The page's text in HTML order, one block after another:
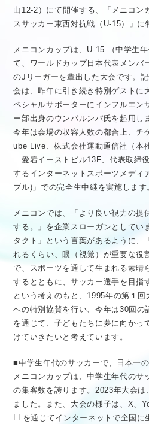
山12-2）にて開催する、「メニコ
スサッカー東西対抗戦（U-15）」に
メニコンカップは、U-15 （中学生
て、ワールドカップ日本代表メンバ
のJリーガーを輩出した大会です。
会は、昨年に引き続き特別ゲストに
ペシャルサポーターにインフルエン
ー部出身のウンパルンパ氏を起用し
今年は会場の収容人数の都合上、チ
ube Live、株式会社運動通信社（本
愛宕イーストビル13F、代表取締
するインターネットスポーツメディ
ブル)」での完全生中継を実施します
メニコンでは、「より良い視力の提
する。」を企業スローガンとしてい
タクト」という言葉があるように、
れるくらい、眼（視覚）が重要な役
で、スポーツを通して生まれる素晴
するとともに、サッカー選手を目指
という考えのもと、1995年の第１回
への特別協賛を行い、今年は30回の
を通じて、子どもたちに夢に向かっ
けていきたいと考えています。
■中学生年代のサッカーで、日本一
メニコンカップは、中学生年代のサ
の集客数を誇ります。2023年大会は
ました。また、大会の様子は、X、
LLを通じてインターネットで全国に